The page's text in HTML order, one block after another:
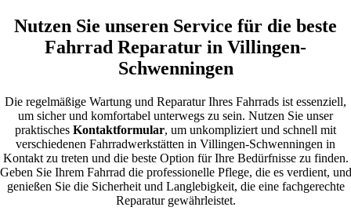
Nutzen Sie unseren Service für die beste
Fahrrad Reparatur in Villingen-
Schwenningen
Die regelmäßige Wartung und Reparatur Ihres Fahrrads ist essenziell,
um sicher und komfortabel unterwegs zu sein. Nutzen Sie unser
praktisches Kontaktformular, um unkompliziert und schnell mit
verschiedenen Fahrradwerkstätten in Villingen-Schwenningen in
Kontakt zu treten und die beste Option für Ihre Bedürfnisse zu finden.
Geben Sie Ihrem Fahrrad die professionelle Pflege, die es verdient, und
genießen Sie die Sicherheit und Langlebigkeit, die eine fachgerechte
Reparatur gewährleistet.